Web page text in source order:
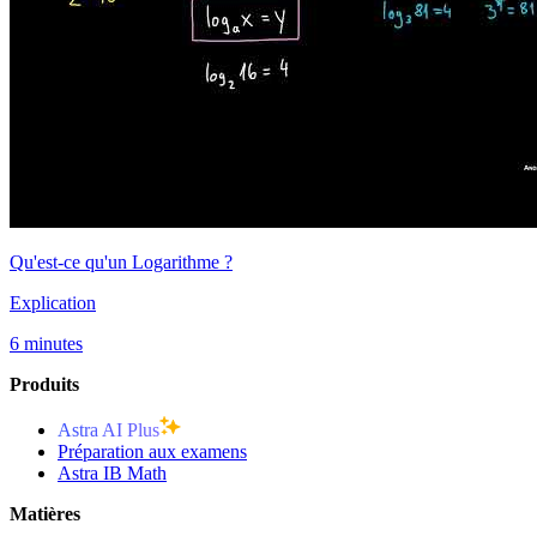
Qu'est-ce qu'un Logarithme ?
Explication
6 minutes
Produits
Astra AI Plus
Préparation aux examens
Astra IB Math
Matières